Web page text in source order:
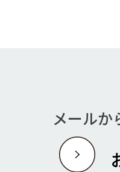
メールか